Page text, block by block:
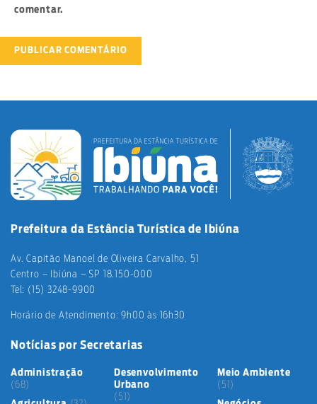
comentar.
Prefeitura da Estância Turística de Ibiúna
Av. Capitão Manoel de Oliveira Carvalho, 51
Centro – Ibiúna – SP 18.150-000
Tel: (15) 3248-9900
Horário de Atendimento: 9h00 às 16h30
Notícias por Secretarias
Administração
(68)
Desenvolvimento
Urbano
(51)
Meio Ambiente
(51)